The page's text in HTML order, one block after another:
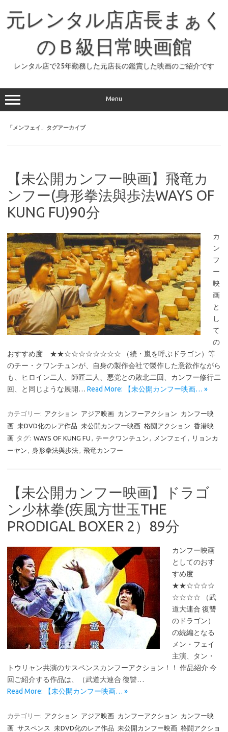
元レンタル店店長まぁく
のＢ級日常映画館
レンタル店で25年勤務した元店長の鑑賞した映画のご紹介です
Menu
「 メンフェイ 」タグアーカイブ
【未公開カンフー映画】飛竜カ
ンフー(身形拳法與歩法WAYS OF
KUNG FU)90分
カ
ン
フ
ー
映
画
と
し
て
の
おすすめ度 ★★☆☆☆☆☆☆☆☆ （続・嵐を呼ぶドラゴン）等
のチー・クワンチュンが、自身の製作会社で製作した意欲作ながら
も、ヒロイン二人、師匠二人、悪党との敗北二回、カンフー修行二
回、と同じような展開… Read More: 【未公開カンフー映画… »
カテゴリー: アクション アジア映画 カンフーアクション
カンフー映
画 未DVD化のレア作品 未公開カンフー映画 格闘アクション 香港映
画 タグ: WAYS OF KUNG FU , チークワンチュン , メンフェイ ,
リョンカ
ーヤン , 身形拳法與歩法, 飛竜カンフー
【未公開カンフー映画】ドラゴ
ン少林拳(疾風方世玉THE
PRODIGAL BOXER 2）89分
カンフー映画
としてのおす
すめ度
★★☆☆☆☆
☆☆☆☆ （武
道大連合 復讐
のドラゴン）
の続編となる
メン・フェイ
主演、タン・
トウリャン共演のサスペンスカンフーアクション！！ 作品紹介 今
回ご紹介する作品は、（武道大連合 復讐…
Read More: 【未公開カンフー映画… »
カテゴリー: アクション アジア映画 カンフーアクション
カンフー映
画 サスペンス 未DVD化のレア作品 未公開カンフー映画 格闘アクショ